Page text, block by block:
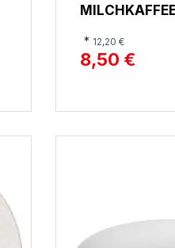
* 12,20 €
8,50 €